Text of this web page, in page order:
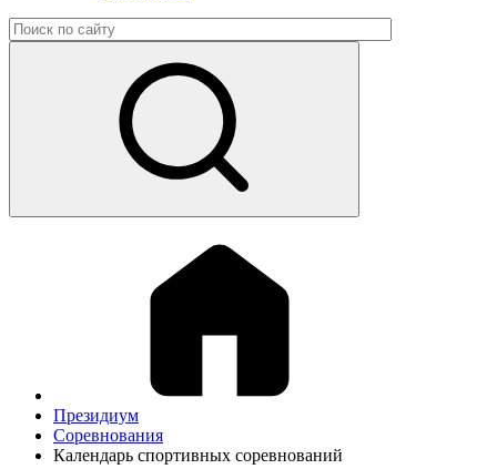
Президиум
Соревнования
Календарь спортивных соревнований